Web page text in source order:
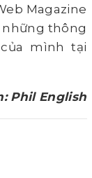
Magazine
những thông
mình tại
Phil English